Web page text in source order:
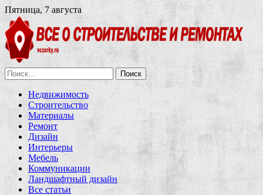
Пятница, 7 августа
Найти:
Недвижимость
Строительство
Материалы
Ремонт
Дизайн
Интерьеры
Мебель
Коммуникации
Ландшафтный дизайн
Все статьи